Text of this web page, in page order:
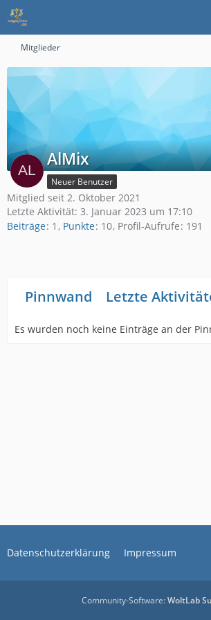
Mitglieder
AlMix
Neuer Benutzer
Mitglied seit 2. Oktober 2021
Letzte Aktivität: 3. Januar 2023 um 17:10
Beiträge 1 Punkte 10 Profil-Aufrufe 191
Pinnwand Letzte
Es wurden noch keine Einträge an der
Datenschutzerklärung Impressum
Community-Software:WoltLab